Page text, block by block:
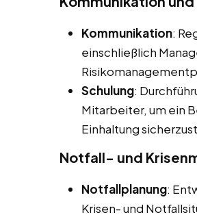
Kommunikation:
einschließlich
Schulung:
Mitarbeiter, um ein
Einhaltung
Notfall- und
Notfallplanung:
Krisen- und